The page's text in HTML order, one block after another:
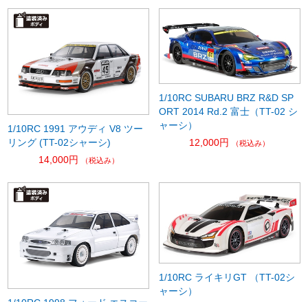
1/10RC 1991 アウディ V8 ツー
リング (TT-02シャーシ)
14,000円
（税込み）
1/10RC SUBARU BRZ R&D SP
ORT 2014 Rd.2 富士（TT-02 シ
ャーシ）
12,000円
（税込み）
1/10RC ライキリGT （TT-02シ
ャーシ）